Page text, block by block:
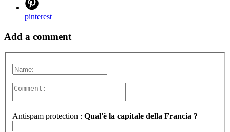
pinterest
Add a comment
Antispam protection : Qual'è la capitale della Francia ?